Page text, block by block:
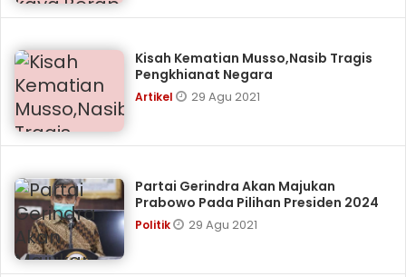
Kisah Kematian Musso,Nasib Tragis
Pengkhianat Negara
Artikel 29 Agu 2021
Partai Gerindra Akan Majukan
Prabowo Pada Pilihan Presiden 2024
Politik 29 Agu 2021